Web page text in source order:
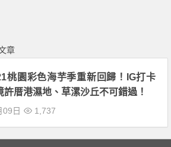
章
桃園彩色海芋季重新回歸！IG打卡
許厝港濕地、草漯沙丘不可錯過！
09日 1,737